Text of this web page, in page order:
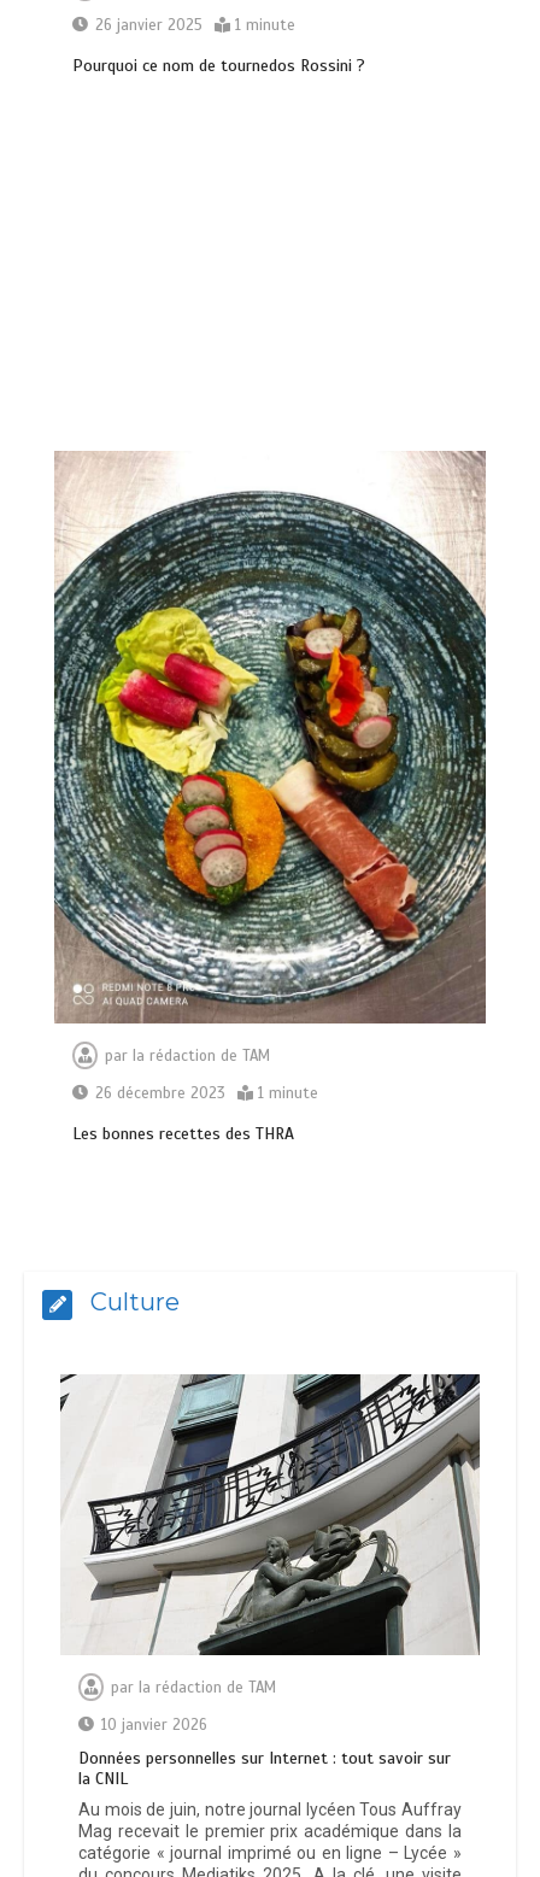
26 janvier 2025
1 minute
Pourquoi ce nom de tournedos Rossini ?
parla rédaction de TAM
26 décembre 2023
1 minute
Les bonnes recettes des THRA
Culture
par la rédaction de TAM
10 janvier 2026
Données personnelles sur Internet : tout savoir sur
la CNIL
Au mois de juin, notre journal lycéen Tous Auffray
Mag recevait le premier prix académique dans la
catégorie « journal imprimé ou en ligne – Lycée »